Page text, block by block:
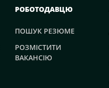
РОБОТОДАВЦЮ
ПОШУК РЕЗЮМЕ
РОЗМІСТИТИ
ВАКАНСІЮ